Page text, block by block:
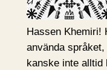
Hassen Khemiri!
använda
kanske inte alltid